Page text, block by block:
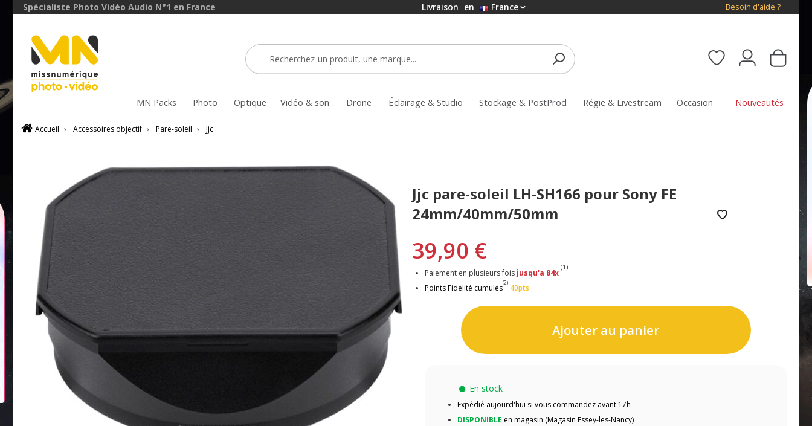
Spécialiste Photo Vidéo Audio N°1 en France Livraison en France Besoin d'aide ?
MN Packs Photo Optique Vidéo & son Drone Éclairage & Studio Stockage & PostProd Régie & Livestream Occasion Nouveautés
Accueil › Accessoires objectif › Pare-soleil › Jjc
Jjc pare-soleil LH-SH166 pour Sony FE
24mm/40mm/50mm
39,90 €
Paiement en plusieurs fois jusqu'a 84x
(1)
Points Fidélité cumulés
(2)
40pts
Ajouter au panier
En stock
Expédié aujourd'hui si vous commandez avant 17h
DISPONIBLE en magasin (Magasin Essey-les-Nancy)